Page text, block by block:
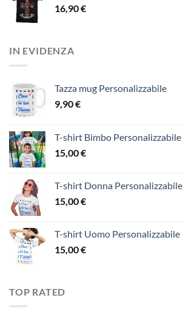
16,90€
IN EVIDENZA
Tazza mug Personalizzabile
9,90€
T-shirt Bimbo Personalizzabile
15,00€
T-shirt Donna Personalizzabile
15,00€
T-shirt Uomo Personalizzabile
15,00€
TOP RATED